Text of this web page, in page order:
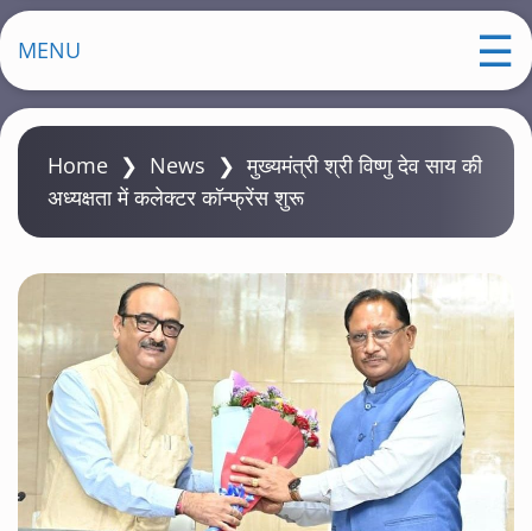
MENU
Home ❯ News ❯मुख्यमंत्री श्री विष्णु देव साय की
अध्यक्षता में कलेक्टर कॉन्फ्रेंस शुरू